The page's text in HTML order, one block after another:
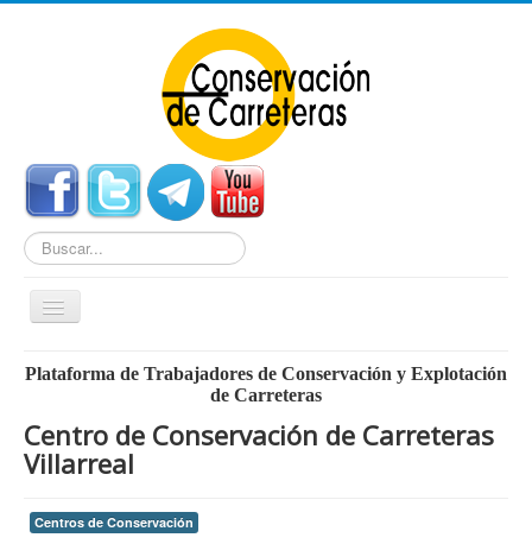
Buscar...
Cambiar
navegación
Home
Centros de Conservación
Enlaces Externos
Plataforma de Trabajadores de Conservación y Explotación
de Carreteras
Centro de Conservación de Carreteras
Villarreal
Centros de Conservación